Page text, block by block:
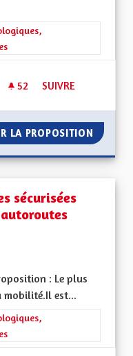
: Les transitions
52 52 ABONNÉS
SUIVRE
LA PROPOSITION LE
sécurisées
: Le plus
est...
: Les transitions